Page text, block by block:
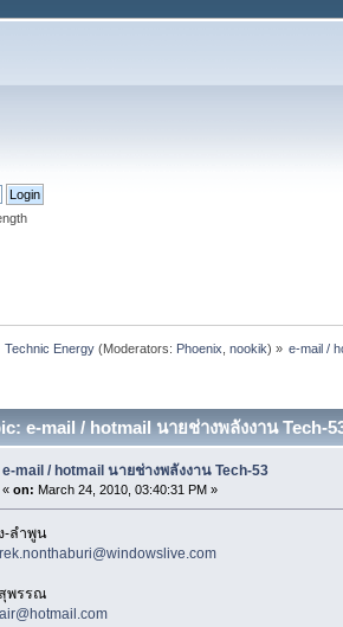
Technic Energy(Moderators: Phoenix nookik) » e-mail /
e-mail / hotmail นายช่างพลังงาน Tech-
e-mail / hotmail นายช่างพลังงาน Tech-53
« on: March 24, 2010, 03:40:31 PM »
-ลำพูน
สุพรรณ